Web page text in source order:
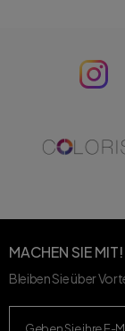
MACHEN SIE MIT!
Bleiben Sie über